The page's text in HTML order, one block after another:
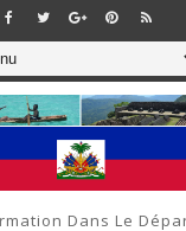
Dans Le